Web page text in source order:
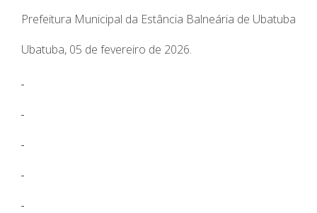
Prefeitura Municipal da Estância Balneária de Ubatuba
Ubatuba, 05 de fevereiro de 2026.